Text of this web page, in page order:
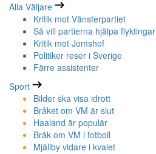
Alla Väljare
Kritik mot Vänsterpartiet
Så vill partierna hjälpa flyktingar
Kritik mot Jomshof
Politiker reser i Sverige
Färre assistenter
Sport
Bilder ska visa idrott
Bråket om VM är slut
Haaland är populär
Bråk om VM i fotboll
Mjällby vidare i kvalet